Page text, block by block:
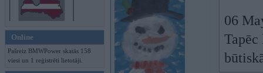
Online
Pašreiz BMWPower skatās 158
viesi un 1 reģistrēti lietotāji.
06
Tapēc